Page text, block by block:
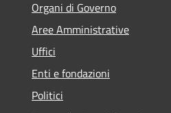
Organi di Governo
Aree Amministrative
Uffici
Enti e fondazioni
Politici